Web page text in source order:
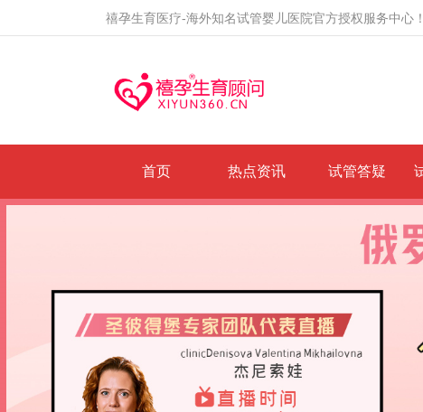
禧孕生育医疗-海外知名试管婴儿医院官方授权服务中
首页 热点资讯 试管答疑